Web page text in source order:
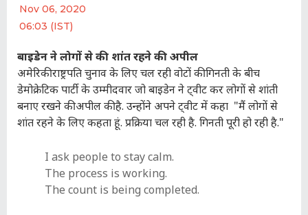
Nov 06, 2020
06:03 (IST)
बाइडेन ने लोगों से की शांत रहने की अपील
अमेरिकी राष्ट्रपति चुनाव के लिए चल रही वोटों की गिनती के बीच
डेमोक्रेटिक पार्टी के उम्मीदवार जो बाइडेन ने ट्वीट कर लोगों से शांती
बनाए रखने की अपील की है. उन्होंने अपने ट्वीट में कहा "मैं लोगों से
शांत रहने के लिए कहता हूं. प्रक्रिया चल रही है. गिनती पूरी हो रही है."
I ask people to stay calm.
The process is working.
The count is being completed.